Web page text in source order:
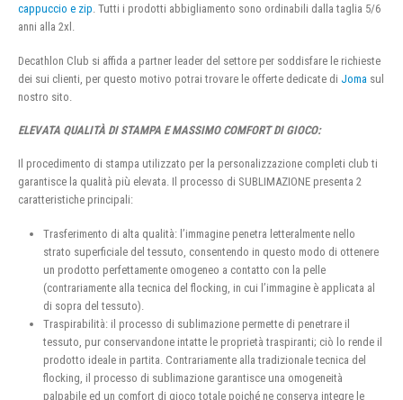
cappuccio e zip. Tutti i prodotti abbigliamento sono ordinabili dalla taglia 5/6
anni alla 2xl.
Decathlon Club si affida a partner leader del settore per soddisfare le richieste
dei sui clienti, per questo motivo potrai trovare le offerte dedicate di Joma sul
nostro sito.
ELEVATA QUALITÀ DI STAMPA E MASSIMO COMFORT DI GIOCO:
Il procedimento di stampa utilizzato per la personalizzazione completi club ti
garantisce la qualità più elevata. Il processo di SUBLIMAZIONE presenta 2
caratteristiche principali:
Trasferimento di alta qualità: l’immagine penetra letteralmente nello
strato superficiale del tessuto, consentendo in questo modo di ottenere
un prodotto perfettamente omogeneo a contatto con la pelle
(contrariamente alla tecnica del flocking, in cui l’immagine è applicata al
di sopra del tessuto).
Traspirabilità: il processo di sublimazione permette di penetrare il
tessuto, pur conservandone intatte le proprietà traspiranti; ciò lo rende il
prodotto ideale in partita. Contrariamente alla tradizionale tecnica del
flocking, il processo di sublimazione garantisce una omogeneità
palpabile ed un comfort di gioco totale poiché ne conserva integre le